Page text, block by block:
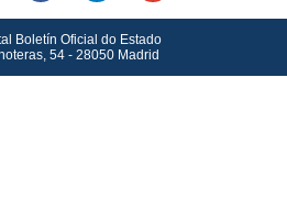
Boletín Oficial do Estado
54 - 28050 Madrid